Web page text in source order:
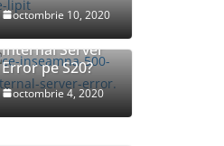
octombrie 10, 2020
Ce inseamna 500
Internal Server
Error pe S20?
octombrie 4, 2020